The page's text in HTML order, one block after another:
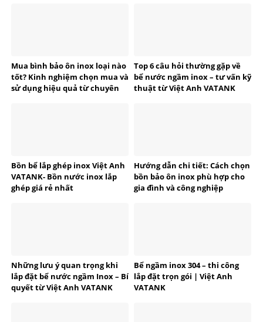
Mua bình bảo ôn inox loại nào
tốt? Kinh nghiệm chọn mua và
sử dụng hiệu quả từ chuyên
Top 6 câu hỏi thường gặp về
bể nước ngầm inox – tư vấn kỹ
thuật từ Việt Anh VATANK
Bồn bể lắp ghép inox Việt Anh
VATANK- Bồn nước inox lắp
ghép giá rẻ nhất
Hướng dẫn chi tiết: Cách chọn
bồn bảo ôn inox phù hợp cho
gia đình và công nghiệp
Những lưu ý quan trọng khi
lắp đặt bể nước ngầm Inox – Bí
quyết từ Việt Anh VATANK
Bể ngầm inox 304 – thi công
lắp đặt trọn gói | Việt Anh
VATANK